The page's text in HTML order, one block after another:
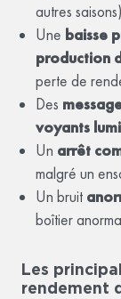
autres
Une baisse
production
perte de
Des
voyants
Un arrêt
malgré un
Un bruit
boîtier
Les
rendement